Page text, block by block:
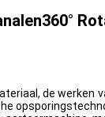
360°
de werken